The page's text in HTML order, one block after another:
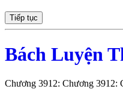
Tiếp tục
Bách Luyện
Chương 3912: Chương 3912: